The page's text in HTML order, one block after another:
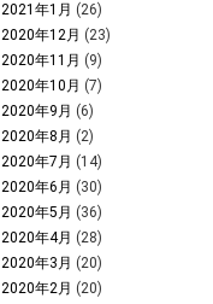
2021年1月 (26)
2020年12月 (23)
2020年11月 (9)
2020年10月 (7)
2020年9月 (6)
2020年8月 (2)
2020年7月 (14)
2020年6月 (30)
2020年5月 (36)
2020年4月 (28)
2020年3月 (20)
2020年2月 (20)